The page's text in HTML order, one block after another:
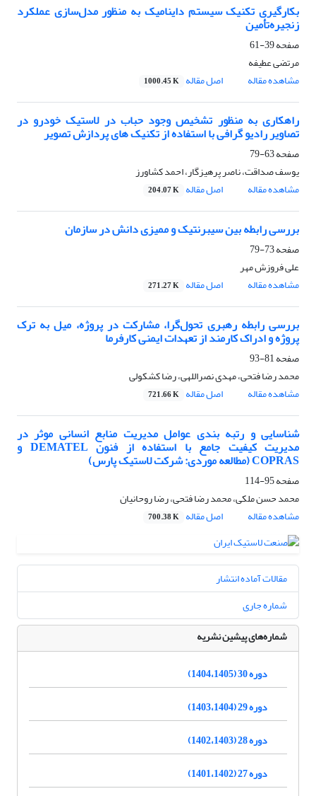
بکارگیری تکنیک سیستم داینامیک به منظور مدل‌سازی عملکرد
زنجیره‌تأمین
صفحه39-61
مرتضی عطیفه
مشاهده مقاله
اصل مقاله 1000.45 K
راهکاری به منظور تشخیص وجود حباب در لاستیک خودرو در
تصاویر رادیو گرافی با استفاده از تکنیک های پردازش تصویر
صفحه63-79
یوسف صداقت، ناصر پرهیزگار، احمد کشاورز
مشاهده مقاله
اصل مقاله 204.07 K
بررسی رابطه بین سیبرنتیک و ممیزی دانش در سازمان
صفحه73-79
علی فروزش مهر
مشاهده مقاله
اصل مقاله 271.27 K
بررسی رابطه رهبری تحول‌گرا، مشارکت در پروژه، میل به ترک
پروژه و ادراک کارمند از تعهدات ایمنی کارفرما
صفحه81-93
محمد رضا فتحی، مهدی نصراللهی، رضا کشکولی
مشاهده مقاله
اصل مقاله 721.66 K
شناسایی و رتبه بندی عوامل مدیریت منابع انسانی موثر در
مدیریت کیفیت جامع با استفاده از فنون DEMATEL و
COPRAS (مطالعه موردی: شرکت لاستیک پارس)
صفحه95-114
محمد حسن ملکی، محمد رضا فتحی، رضا روحانیان
مشاهده مقاله
اصل مقاله 700.38 K
مقالات آماده انتشار
شماره جاری
شماره‌های پیشین نشریه
دوره 30 (1404،1405)
دوره 29 (1403،1404)
دوره 28 (1402،1403)
دوره 27 (1401،1402)